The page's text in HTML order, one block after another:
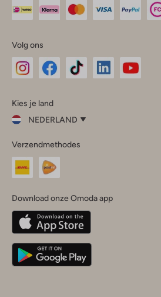
Volg ons
InstagramFacebook
Kies je land
NEDERLAND
je
land
Nederland
Belgique(Français)
Deutschland
Verzendmethodes
Download onze Omoda app